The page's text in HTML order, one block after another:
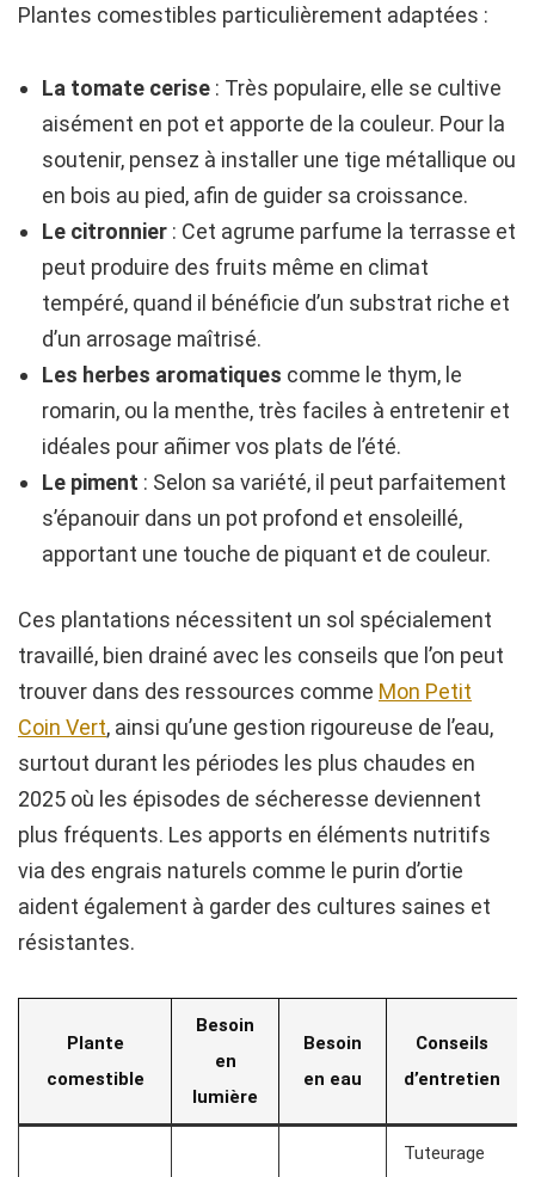
Plantes comestibles particulièrement adaptées :
La tomate cerise : Très populaire, elle se cultive
aisément en pot et apporte de la couleur. Pour la
soutenir, pensez à installer une tige métallique ou
en bois au pied, afin de guider sa croissance.
Le citronnier : Cet agrume parfume la terrasse et
peut produire des fruits même en climat
tempéré, quand il bénéficie d’un substrat riche et
d’un arrosage maîtrisé.
Les herbes aromatiques comme le thym, le
romarin, ou la menthe, très faciles à entretenir et
idéales pour añimer vos plats de l’été.
Le piment : Selon sa variété, il peut parfaitement
s’épanouir dans un pot profond et ensoleillé,
apportant une touche de piquant et de couleur.
Ces plantations nécessitent un sol spécialement
travaillé, bien drainé avec les conseils que l’on peut
trouver dans des ressources comme Mon Petit
Coin Vert, ainsi qu’une gestion rigoureuse de l’eau,
surtout durant les périodes les plus chaudes en
2025 où les épisodes de sécheresse deviennent
plus fréquents. Les apports en éléments nutritifs
via des engrais naturels comme le purin d’ortie
aident également à garder des cultures saines et
résistantes.
Plante
comestible
Besoin
en
lumière
Besoin
en eau
Conseils
d’entretien
Tuteurage